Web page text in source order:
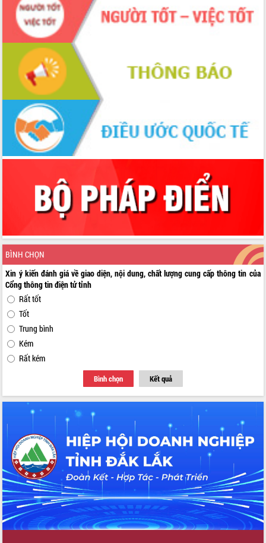
BÌNH CHỌN
Xin ý kiến đánh giá về giao diện, nội dung, chất lượng cung cấp thông tin của
Cổng thông tin điện tử tỉnh
Rất tốt
Tốt
Trung bình
Kém
Rất kém
Bình chọn Kết quả